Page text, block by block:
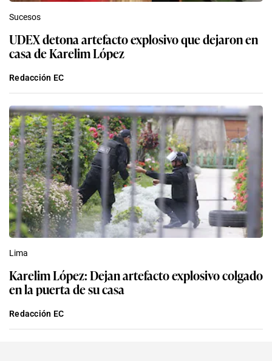
Sucesos
UDEX detona artefacto explosivo que dejaron en
casa de Karelim López
Redacción EC
Lima
Karelim López: Dejan artefacto explosivo colgado
en la puerta de su casa
Redacción EC